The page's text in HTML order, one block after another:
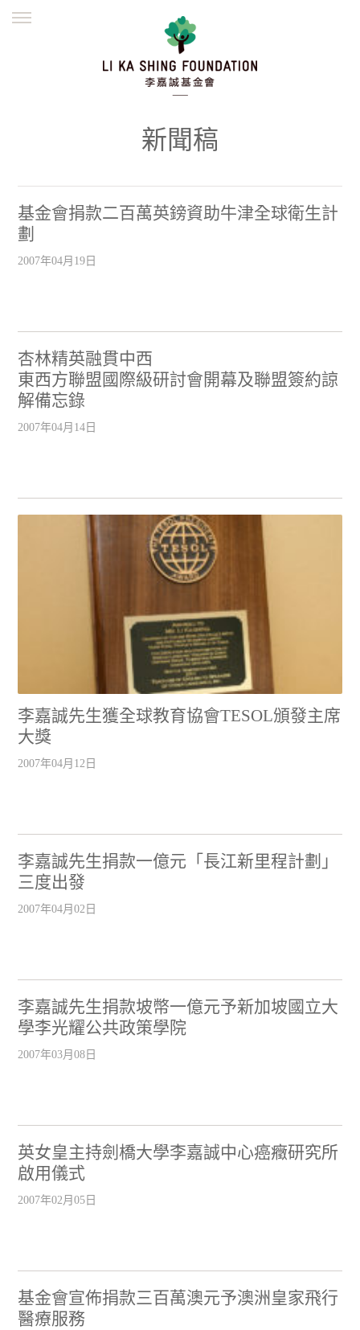
繁體
新聞稿
基金會捐款二百萬英鎊資助牛津全球衛生計
劃
2007年04月19日
杏林精英融貫中西
東西方聯盟國際級研討會開幕及聯盟簽約諒
解備忘錄
2007年04月14日
李嘉誠先生獲全球教育協會TESOL頒發主席
大獎
2007年04月12日
李嘉誠先生捐款一億元「長江新里程計劃」
三度出發
2007年04月02日
李嘉誠先生捐款坡幣一億元予新加坡國立大
學李光耀公共政策學院
2007年03月08日
英女皇主持劍橋大學李嘉誠中心癌癥研究所
啟用儀式
2007年02月05日
基金會宣佈捐款三百萬澳元予澳洲皇家飛行
醫療服務